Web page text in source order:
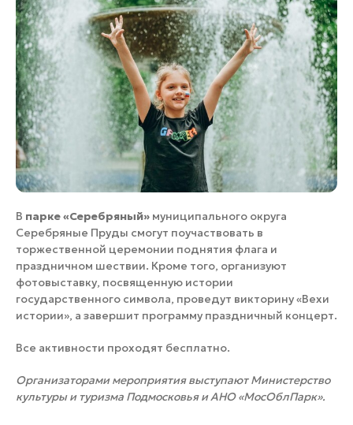
В парке «Серебряный» муниципального округа
Серебряные Пруды смогут поучаствовать в
торжественной церемонии поднятия флага и
праздничном шествии. Кроме того, организуют
фотовыставку, посвященную истории
государственного символа, проведут викторину «Вехи
истории», а завершит программу праздничный концерт.
Все активности проходят бесплатно.
Организаторами мероприятия выступают Министерство
культуры и туризма Подмосковья и АНО «МосОблПарк».